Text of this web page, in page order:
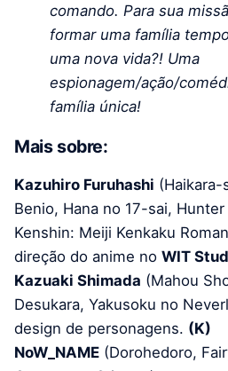
comando. Para sua
formar uma família
uma nova vida?! Uma
espionagem/ação/
família única!
Mais sobre:
Kazuhiro Furuhashi (Haikara-
Benio, Hana no 17-sai,
Kenshin: Meiji Kenkaku
direção do anime no WIT
Kazuaki Shimada (Mahou
Desukara, Yakusoku no
design de personagens. (K)
NoW_NAME (Dorohedoro,